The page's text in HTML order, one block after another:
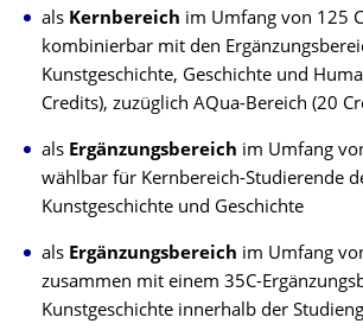
als Kernbereich im Umfang von 125
kombinierbar mit den
Kunstgeschichte, Geschichte und
Credits), zuzüglich AQua-Bereich (20
als Ergänzungsbereich im Umfang
wählbar für Kernbereich-Studierende
Kunstgeschichte und Geschichte
als Ergänzungsbereich im Umfang
zusammen mit einem 35C-
Kunstgeschichte innerhalb der